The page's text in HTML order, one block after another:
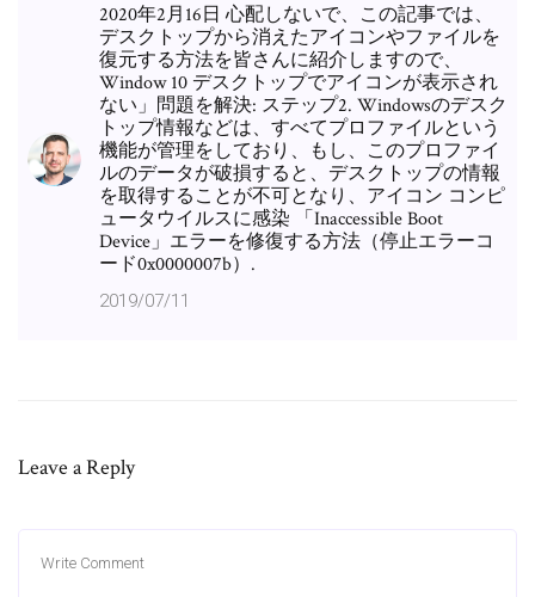
2020年2月16日 心配しないで、この記事では、
デスクトップから消えたアイコンやファイルを
復元する方法を皆さんに紹介しますので、
Window 10 デスクトップでアイコンが表示され
ない」問題を解決: ステップ2. Windowsのデスク
トップ情報などは、すべてプロファイルという
機能が管理をしており、もし、このプロファイ
ルのデータが破損すると、デスクトップの情報
を取得することが不可となり、アイコン コンピ
ュータウイルスに感染 「Inaccessible Boot
Device」エラーを修復する方法（停止エラーコ
ード0x0000007b）.
2019/07/11
Leave a Reply